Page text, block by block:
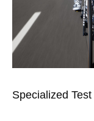
Specialized